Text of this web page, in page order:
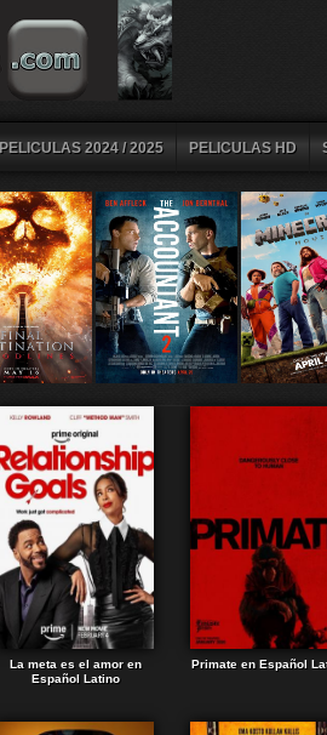
PELICULAS 2024 / 2025 PELICULAS HD
La meta es el amor en
Español Latino
Primate en Español